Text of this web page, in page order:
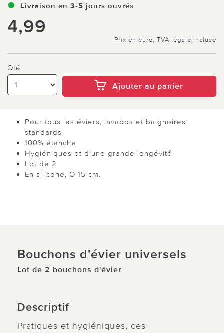
Livraison en 3-5 jours ouvrés
4,99
Prix en euro, TVA légale incluse
Qté
Ajouter au panier
Pour tous les éviers, lavabos et baignoires
standards
100% étanche
Hygiéniques et d'une grande longévité
Lot de 2
En silicone, Ø 15 cm.
Bouchons d'évier universels
Lot de 2 bouchons d'évier
Descriptif
Pratiques et hygiéniques, ces